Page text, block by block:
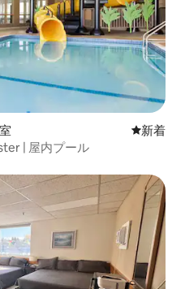
新しい宿
新着
| 屋内プール